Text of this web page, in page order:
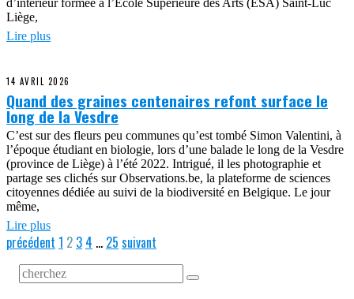
d’intérieur formée à l’École Supérieure des Arts (ESA) Saint-Luc
Liège,
Lire plus
14 AVRIL 2026
Quand des graines centenaires refont surface le
long de la Vesdre
C’est sur des fleurs peu communes qu’est tombé Simon Valentini, à
l’époque étudiant en biologie, lors d’une balade le long de la Vesdre
(province de Liège) à l’été 2022. Intrigué, il les photographie et
partage ses clichés sur Observations.be, la plateforme de sciences
citoyennes dédiée au suivi de la biodiversité en Belgique. Le jour
même,
Lire plus
précédent 1 2 3 4 … 25 suivant